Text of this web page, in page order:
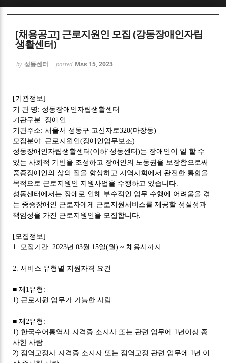
[채용공고] 근로지원인 모집 (강동장애인자립
생활센터)
by 성동센터 posted Mar 15, 2023
[기관정보]
기 관 명 : 성동장애인자립생활센터
기관구분: 장애인
기관주소:서울서 성동구 고산자로320(마장동)
모집분야: 근로지원인(장애인업무보조)
성동장애인자립생활센터(이하‘성동센터)는 장애인이 일 할 수
있는 사회적 기반을 조성하고 장애인의 노동권을 보장함으로써
중증장애인의 삶의 질을 향상하고 지역사회에서 완전한 통합을
목적으로 근로지원인 지원사업을 수행하고 있습니다
성동센터에서는 장애로 인해 부수적인 업무 수행에 어려움을 겪
는 중증장애인 근로자에게 근로지원서비스를 제공할 성실성과
책임성을 가진 근로지원인을 모집합니다
[ 모집정보]
1.
모집기간: 2023년03월 15일(월) ~ 채용시까지
2.서비스 유형별 지원자격 요건
■제 1 유형 :
1) 근로지원 업무가 가능한 사람
■제 2유형 :
1) 한국수어통역사 자격증 소지사 또는 관련 업무에 1 년이상 종
사한 사람
2) 점역교정사 자격증 소지자 또는 점역교정 관련 업무에 1 년 이
Sketchbook5, 스케치북5
Sketchbook5, 스케치북5